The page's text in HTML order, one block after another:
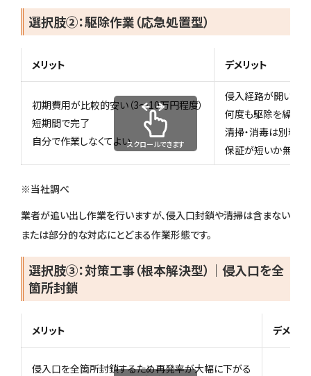
選択肢②：駆除作業（応急処置型）
メリット デメリット
初期費用が比較的安い（3〜10万円程度）
短期間で完了
自分で作業しなくてよい
侵入経路が開いた
何度も駆除を繰り
清掃・消毒は別料
保証が短いか無保
スクロールできます
※当社調べ
業者が追い出し作業を行いますが、侵入口封鎖や清掃は含まない
または部分的な対応にとどまる作業形態です。
選択肢③：対策工事（根本解決型）｜侵入口を全
箇所封鎖
メリット デメリッ
侵入口を全箇所封鎖するため再発率が大幅に下がる